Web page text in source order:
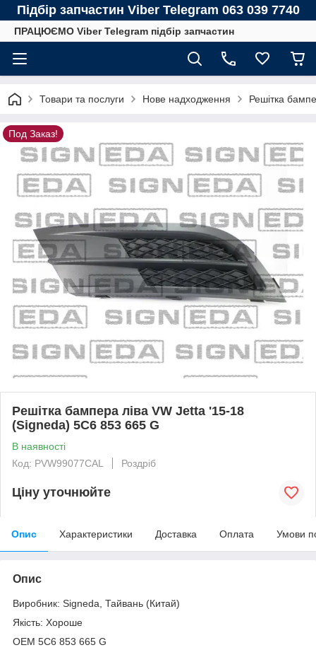
Підбір запчастин Viber Telegram 063 039 7740
ПРАЦЮЄМО Viber Telegram підбір запчастин
Товари та послуги Нове надходження Решітка
Под Заказ!
Решітка бампера ліва VW Jetta '15-18
(Signeda) 5C6 853 665 G
В наявності
Код: PVW99077CAL
Роздріб
Ціну уточнюйте
Опис Характеристики Доставка Оплата Умови
Опис
Виробник: Signeda, Тайвань (Китай)
Якість: Хороше
OEM 5C6 853 665 G